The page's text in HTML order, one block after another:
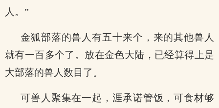
人。”
金狐部落的兽人有五十来个，来的其他兽人
就有一百多个了。放在金色大陆，已经算得上是
大部落的兽人数目了。
可兽人聚集在一起，涯承诺管饭，可食材够